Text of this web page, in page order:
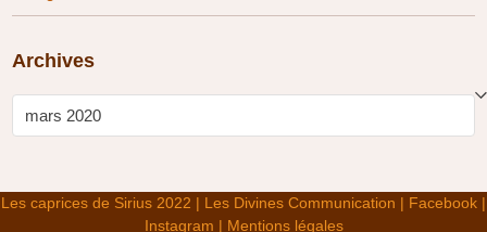
Archives
Les caprices de Sirius 2022 | Les Divines Communication | Facebook |
Instagram | Mentions légales